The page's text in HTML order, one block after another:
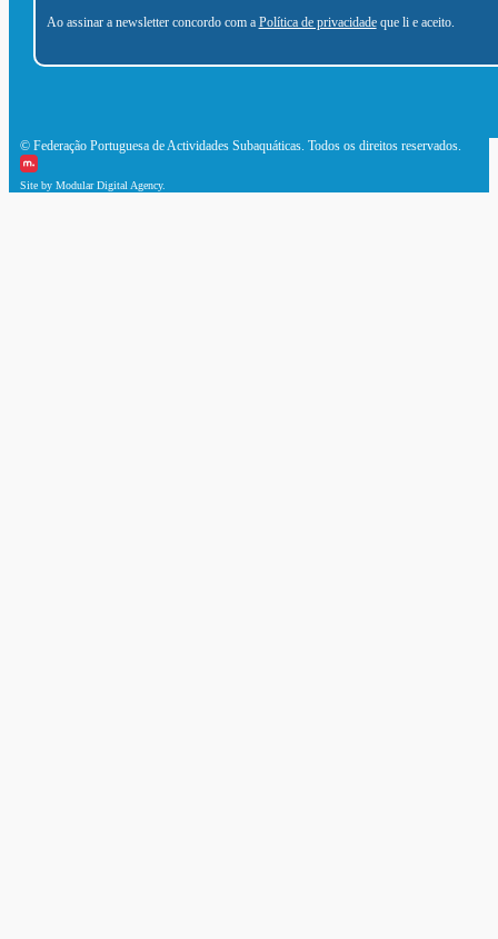
Ao assinar a newsletter concordo com a Política de privacidadeque li e aceito.
© Federação Portuguesa de Actividades Subaquáticas. Todos os direitos reservados.
Site by Modular Digital Agency.